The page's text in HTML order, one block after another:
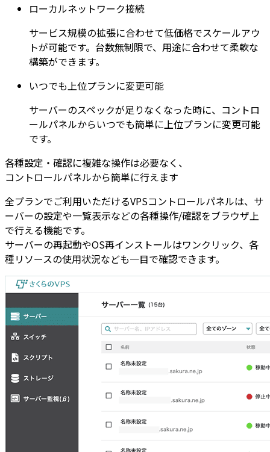
ローカルネットワーク接続
サービス規模の拡張に合わせて低価格でスケールアウ
トが可能です。台数無制限で、用途に合わせて柔軟な
構築ができます。
いつでも上位プランに変更可能
サーバーのスペックが足りなくなった時に、コントロ
ールパネルからいつでも簡単に上位プランに変更可能
です。
各種設定・確認に複雑な操作は必要なく、
コントロールパネルから簡単に行えます
全プランでご利用いただけるVPSコントロールパネルは、サ
ーバーの設定や一覧表示などの各種操作/確認をブラウザ上
で行える機能です。
サーバーの再起動やOS再インストールはワンクリック、各
種リソースの使用状況なども一目で確認できます。